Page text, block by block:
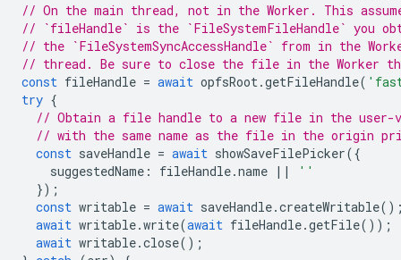
// On the main thread, not in the Worker. This
// `fileHandle` is the `FileSystemFileHandle` you
// the `FileSystemSyncAccessHandle` from in the
// thread. Be sure to close the file in the Worker
const fileHandle = await opfsRoot .getFileHandle(
try {
// Obtain a file handle to a new file in the user-
// with the same name as the file in the origin
const saveHandle = await showSaveFilePicker({
suggestedName : fileHandle.name ||
''
});
const writable = await saveHandle.createWritable
await writable.write(await fileHandle.getFile());
await writable.close();